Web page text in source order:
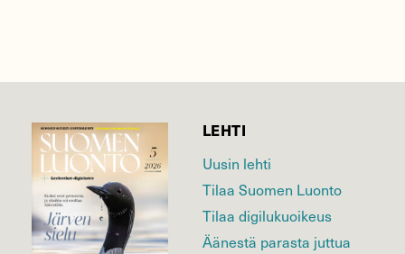
LEHTI
Uusin lehti
Tilaa Suomen Luonto
Tilaa digilukuoikeus
Äänestä parasta juttua